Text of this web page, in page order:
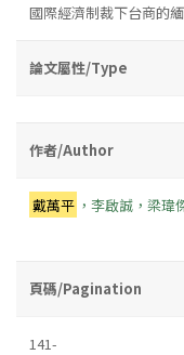
國際經濟制裁下台商的
論文屬性/Type
作者/Author
戴萬平 ，李啟誠，梁瑋
頁碼/Pagination
141-